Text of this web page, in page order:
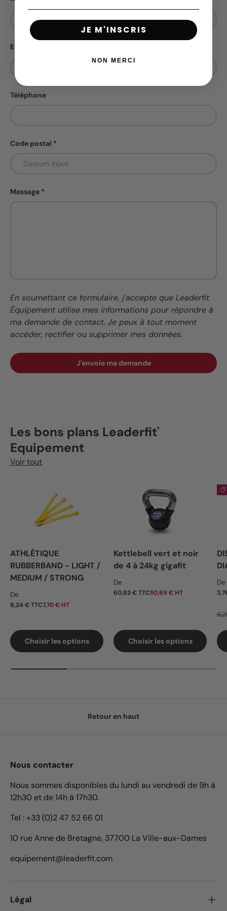
E-mail
Téléphone
Code postal
Message
En soumettant ce formulaire, j’accepte que Leaderfit
Équipement utilise mes informations pour répondre à
ma demande de contact. Je peux à tout moment
accéder, rectifier ou supprimer mes données.
J'envoie ma demande
Les bons plans Leaderfit'
Equipement
Voir tout
ATHLÉTIQUE
RUBBERBAND - LIGHT /
MEDIUM / STRONG
Prix habituel
De
9,24 € TTC7,70 € HT
Choisir les options
Kettlebell vert et noir
de 4 à 24kg gigafit
Prix habituel
De
60,83 € TTC50,69 € HT
Choisir les options
De
Retour en haut
Nous contacter
Nous sommes disponibles du lundi au vendredi de 9h à
12h30 et de 14h à 17h30.
Tel : +33 (0)2 47 52 66 01
10 rue Anne de Bretagne, 37700 La Ville-aux-Dames
equipement@leaderfit.com
Légal
JE M'INSCRIS
NON MERCI